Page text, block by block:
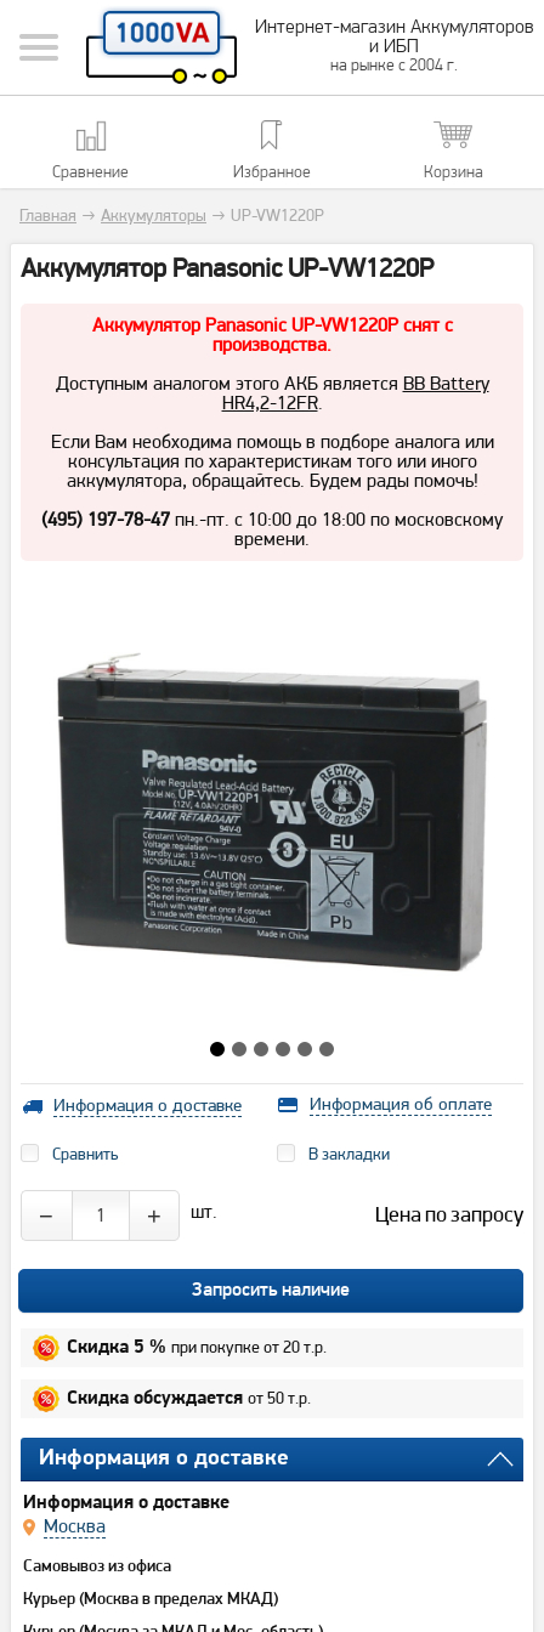
Интернет-магазин Аккумуляторов
и ИБП
на рынке с 2004 г.
Сравнение Избранное Корзина
Главная → Аккумуляторы → UP-VW1220P
Аккумулятор Panasonic UP-VW1220P
Аккумулятор Panasonic UP-VW1220P снят с
производства.
Доступным аналогом этого АКБ является BB Battery
HR4,2-12FR.
Если Вам необходима помощь в подборе аналога или
консультация по характеристикам того или иного
аккумулятора, обращайтесь. Будем рады помочь!
(495) 197-78-47 пн.-пт. с 10:00 до 18:00 по московскому
времени.
Информация о доставке Информация об оплате
Сравнить В закладки
− + шт. Цена по запросу
Запросить наличие
Скидка 5 % при покупке от 20 т.р.
Скидка обсуждается от 50 т.р.
Информация о доставке
Информация о доставке
Москва
Самовывоз из офиса
Курьер (Москва в пределах МКАД)